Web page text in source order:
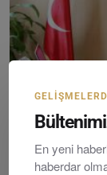
Monday, March
En yeni
haberdar